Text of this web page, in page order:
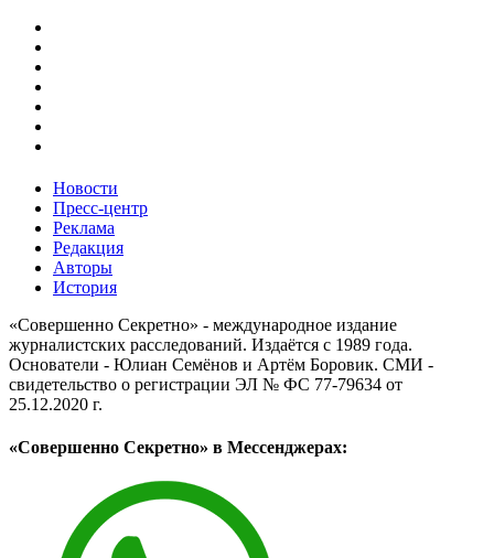
Новости
Пресс-центр
Реклама
Редакция
Авторы
История
«Совершенно Секретно» - международное издание
журналистских расследований. Издаётся с 1989 года.
Основатели - Юлиан Семёнов и Артём Боровик. CМИ -
свидетельство о регистрации ЭЛ № ФС 77-79634 от
25.12.2020 г.
«Совершенно Секретно» в Мессенджерах: